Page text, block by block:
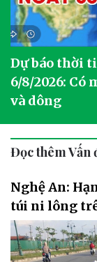
Dự báo thời
6/8/2026: Có
và dông
Đọc thêm Vấn
Nghệ An:
túi ni lông